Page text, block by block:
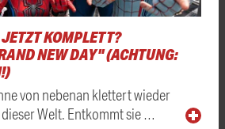
KOMPLETT?
NEW DAY" (ACHTUNG:
von nebenan klettert wieder
Welt. Entkommt sie …